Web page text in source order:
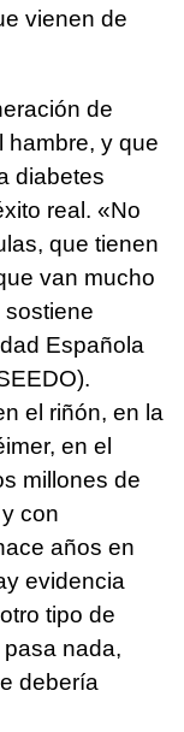
vienen de
de
hambre, y que
diabetes
real. «No
que tienen
van mucho
sostiene
Española
el riñón, en la
en el
millones de
con
años en
evidencia
tipo de
nada,
debería